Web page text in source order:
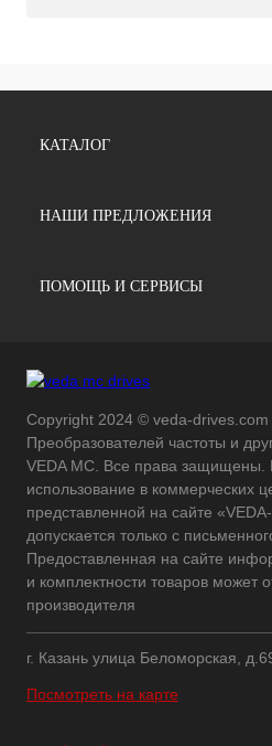
КАТАЛОГ
НАШИ ПРЕДЛОЖЕНИЯ
ПОМОЩЬ И СЕРВИСЫ
Copyright 2024 © veda-drives.com
Преобразователей частоты и
VEDA MC. Все права защищены.
использование в коммерческих
представленной на сайте
допускается только с
Предоставленная на сайте
и комплектности товаров может
производителя
г. Казань улица Беломорская,
Посмотреть на карте